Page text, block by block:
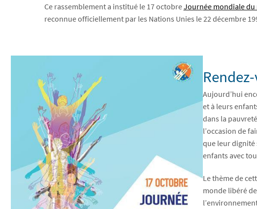
Ce rassemblement a institué le 17 octobreJournée mondiale du
reconnue officiellement par les Nations Unies le 22 décembre
Aujourd’hui
et à leurs
dans la
l’occasion de
que leur dignité
enfants avec
Le thème de
monde libéré